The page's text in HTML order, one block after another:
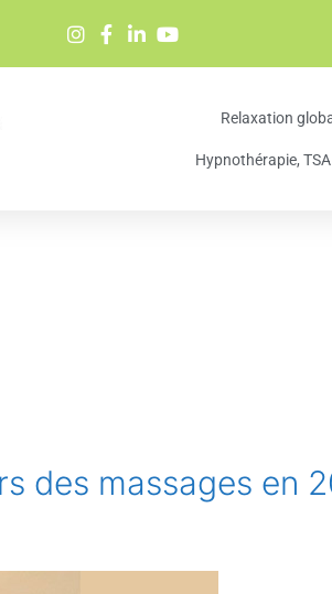
Relaxation
Hypnothérapie, TSA
des massages en